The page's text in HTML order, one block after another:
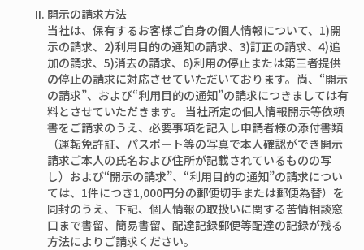
開示の請求方法
当社は、保有するお客様ご自身の個人情報について、1)開
示の請求、2)利用目的の通知の請求、3)訂正の請求、4)追
加の請求、5)消去の請求、6)利用の停止または第三者提供
の停止の請求に対応させていただいております。尚、“開示
の請求”、および“利用目的の通知”の請求につきましては有
料とさせていただきます。 当社所定の個人情報開示等依頼
書をご請求のうえ、必要事項を記入し申請者様の添付書類
（運転免許証、パスポート等の写真で本人確認ができ開示
請求ご本人の氏名および住所が記載されているものの写
し）および“開示の請求”、“利用目的の通知”の請求につい
ては、1件につき1,000円分の郵便切手または郵便為替）を
同封のうえ、下記、個人情報の取扱いに関する苦情相談窓
口まで書留、簡易書留、配達記録郵便等配達の記録が残る
方法によりご請求ください。